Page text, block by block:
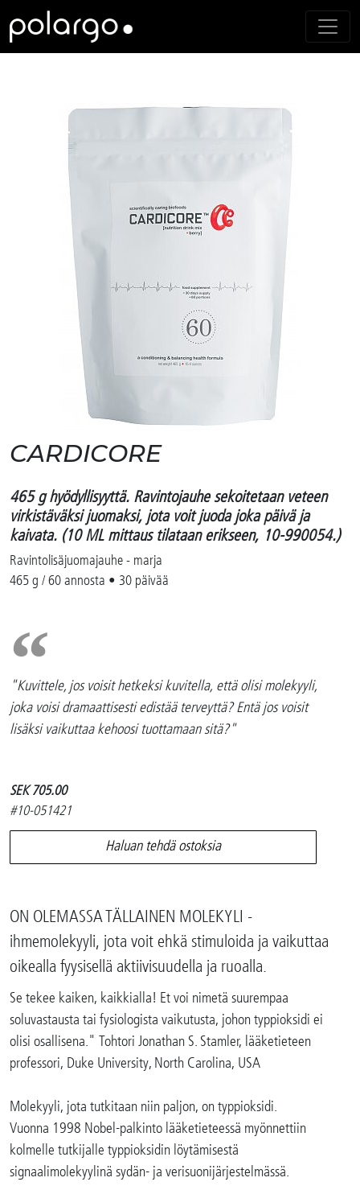
CARDICORE
465 g hyödyllisyyttä. Ravintojauhe sekoitetaan veteen
virkistäväksi juomaksi, jota voit juoda joka päivä ja
kaivata. (10 ML mittaus tilataan erikseen, 10-990054.)
Ravintolisäjuomajauhe - marja
465 g / 60 annosta • 30 päivää
"Kuvittele, jos voisit hetkeksi kuvitella, että olisi molekyyli,
joka voisi dramaattisesti edistää terveyttä? Entä jos voisit
lisäksi vaikuttaa kehoosi tuottamaan sitä?"
SEK 705.00
#10-051421
Haluan tehdä ostoksia
ON OLEMASSA TÄLLAINEN MOLEKYLI -
ihmemolekyyli, jota voit ehkä stimuloida ja vaikuttaa
oikealla fyysisellä aktiivisuudella ja ruoalla.
Se tekee kaiken, kaikkialla! Et voi nimetä suurempaa
soluvastausta tai fysiologista vaikutusta, johon typpioksidi ei
olisi osallisena." Tohtori Jonathan S. Stamler, lääketieteen
professori, Duke University, North Carolina, USA
Molekyyli, jota tutkitaan niin paljon, on typpioksidi.
Vuonna 1998 Nobel-palkinto lääketieteessä myönnettiin
kolmelle tutkijalle typpioksidin löytämisestä
signaalimolekyylinä sydän- ja verisuonijärjestelmässä.